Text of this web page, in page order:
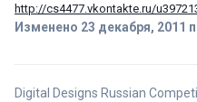
http://cs4477.vkontakte.ru/
Изменено 23 декабря, 2011
Digital Designs Russian